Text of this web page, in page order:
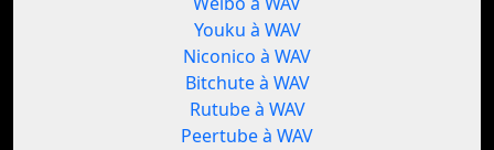
Youku à WAV
Niconico à WAV
Bitchute à WAV
Rutube à WAV
Peertube à WAV